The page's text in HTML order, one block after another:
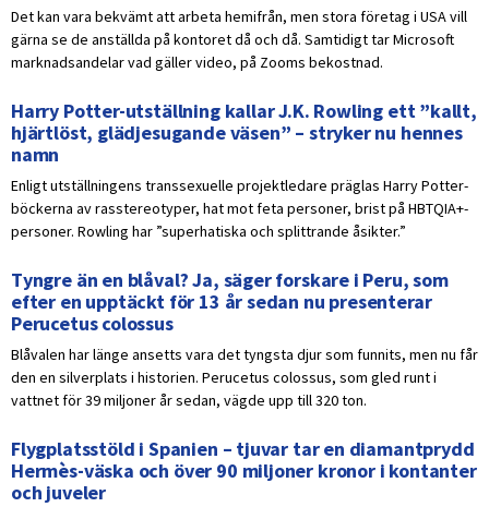
Det kan vara bekvämt att arbeta hemifrån, men stora företag i USA vill
gärna se de anställda på kontoret då och då. Samtidigt tar Microsoft
marknadsandelar vad gäller video, på Zooms bekostnad.
Harry Potter-utställning kallar J.K. Rowling ett ”kallt,
hjärtlöst, glädjesugande väsen” – stryker nu hennes
namn
Enligt utställningens transsexuelle projektledare präglas Harry Potter-
böckerna av rasstereotyper, hat mot feta personer, brist på HBTQIA+-
personer. Rowling har ”superhatiska och splittrande åsikter.”
Tyngre än en blåval? Ja, säger forskare i Peru, som
efter en upptäckt för 13 år sedan nu presenterar
Perucetus colossus
Blåvalen har länge ansetts vara det tyngsta djur som funnits, men nu får
den en silverplats i historien. Perucetus colossus, som gled runt i
vattnet för 39 miljoner år sedan, vägde upp till 320 ton.
Flygplatsstöld i Spanien – tjuvar tar en diamantprydd
Hermès-väska och över 90 miljoner kronor i kontanter
och juveler